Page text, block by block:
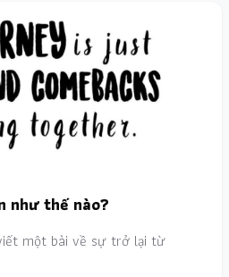
như thế nào?
một bài về sự trở lại từ